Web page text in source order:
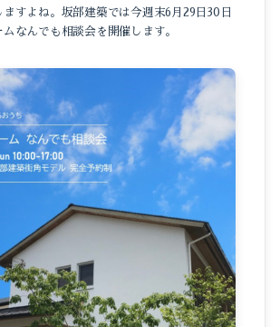
ますよね。坂部建築では今週末6月29日30日
なんでも相談会を開催します。